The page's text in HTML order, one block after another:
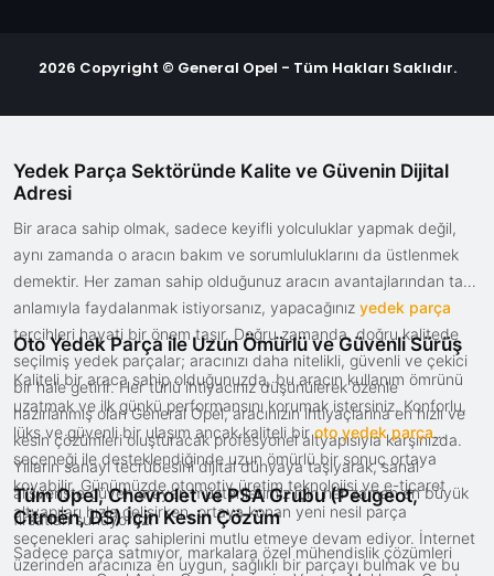
2026 Copyright © General Opel - Tüm Hakları Saklıdır.
Yedek Parça Sektöründe Kalite ve Güvenin Dijital
Adresi
Bir araca sahip olmak, sadece keyifli yolculuklar yapmak değil,
aynı zamanda o aracın bakım ve sorumluluklarını da üstlenmek
demektir. Her zaman sahip olduğunuz aracın avantajlarından tam
anlamıyla faydalanmak istiyorsanız, yapacağınız yedek parça
tercihleri hayati bir önem taşır. Doğru zamanda, doğru kalitede
seçilmiş yedek parçalar; aracınızı daha nitelikli, güvenli ve çekici
bir hale getirir. Her türlü ihtiyacınız düşünülerek özenle
hazırlanmış olan General Opel, aracınızın ihtiyaçlarına en hızlı ve
kesin çözümleri oluşturacak profesyonel altyapısıyla karşınızda.
Yılların sanayi tecrübesini dijital dünyaya taşıyarak, sanal
alışverişte güven arayan müşterilerimiz için her zaman en büyük
fırsatları sunuyoruz.
Oto Yedek Parça ile Uzun Ömürlü ve Güvenli Sürüş
Kaliteli bir araca sahip olduğunuzda, bu aracın kullanım ömrünü
uzatmak ve ilk günkü performansını korumak istersiniz. Konforlu,
lüks ve güvenli bir ulaşım ancak kaliteli biroto yedek parça
seçeneği ile desteklendiğinde uzun ömürlü bir sonuç ortaya
koyabilir. Günümüzde otomotiv üretim teknolojisi ve e-ticaret
altyapıları hızla gelişirken, ortaya konan yeni nesil parça
seçenekleri araç sahiplerini mutlu etmeye devam ediyor. İnternet
üzerinden aracınıza en uygun, sağlıklı bir parçayı bulmak ve bu
Tüm Opel, Chevrolet ve PSA Grubu (Peugeot,
Citroën, DS) İçin Kesin Çözüm
Sadece parça satmıyor, markalara özel mühendislik çözümleri